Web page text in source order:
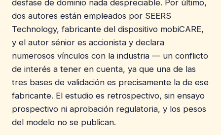
desfase de dominio nada despreciable. Por último,
dos autores están empleados por SEERS
Technology, fabricante del dispositivo mobiCARE,
y el autor sénior es accionista y declara
numerosos vínculos con la industria — un conflicto
de interés a tener en cuenta, ya que una de las
tres bases de validación es precisamente la de ese
fabricante. El estudio es retrospectivo, sin ensayo
prospectivo ni aprobación regulatoria, y los pesos
del modelo no se publican.